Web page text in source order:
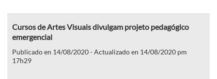
Cursos de Artes Visuais divulgam projeto pedagógico
emergencial
Publicado en 14/08/2020 - Actualizado en 14/08/2020 pm
17h29